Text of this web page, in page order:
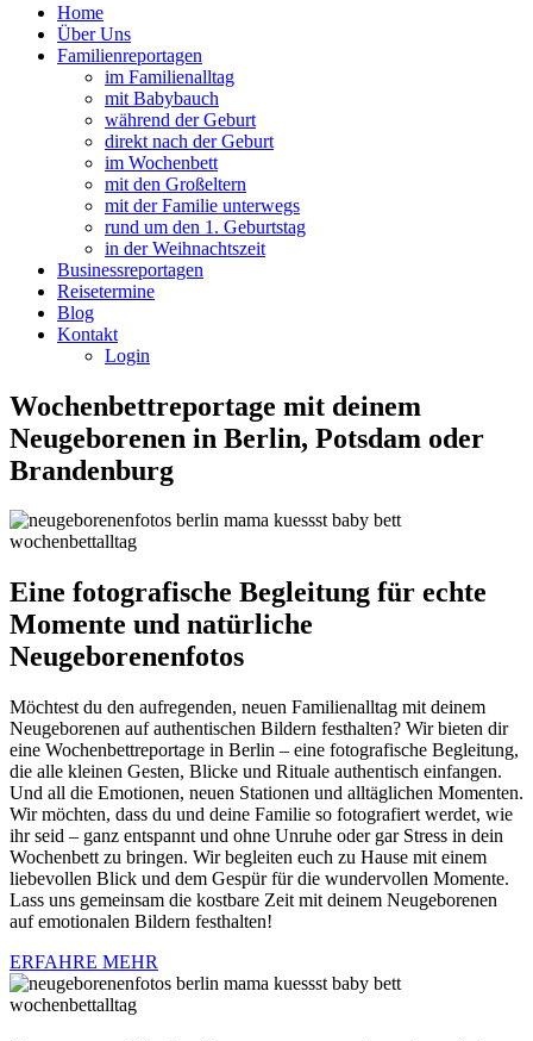
Home
Über Uns
Familienreportagen
im Familienalltag
mit Babybauch
während der Geburt
direkt nach der Geburt
im Wochenbett
mit den Großeltern
mit der Familie unterwegs
rund um den 1. Geburtstag
in der Weihnachtszeit
Businessreportagen
Reisetermine
Blog
Kontakt
Login
Wochenbettreportage mit deinem
Neugeborenen in Berlin, Potsdam oder
Brandenburg
Eine fotografische Begleitung für echte
Momente und natürliche
Neugeborenenfotos
Möchtest du den aufregenden, neuen Familienalltag mit deinem
Neugeborenen auf authentischen Bildern festhalten? Wir bieten dir
eine Wochenbettreportage in Berlin – eine fotografische Begleitung,
die alle kleinen Gesten, Blicke und Rituale authentisch einfangen.
Und all die Emotionen, neuen Stationen und alltäglichen Momenten.
Wir möchten, dass du und deine Familie so fotografiert werdet, wie
ihr seid – ganz entspannt und ohne Unruhe oder gar Stress in dein
Wochenbett zu bringen. Wir begleiten euch zu Hause mit einem
liebevollen Blick und dem Gespür für die wundervollen Momente.
Lass uns gemeinsam die kostbare Zeit mit deinem Neugeborenen
auf emotionalen Bildern festhalten!
ERFAHRE MEHR